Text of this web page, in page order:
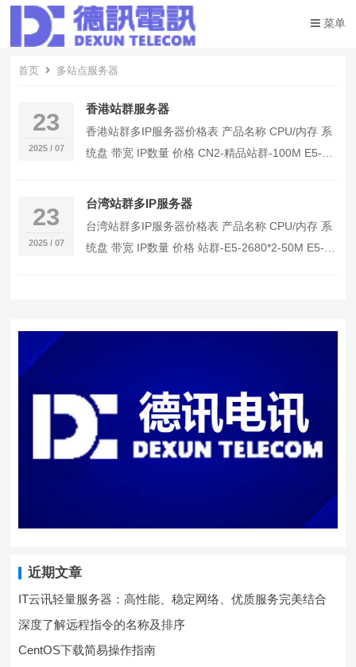
菜单
首页 多站点服务器
23
2025 / 07
香港站群服务器
香港站群多IP服务器价格表 产品名称 CPU/内存 系
统盘 带宽 IP数量 价格 CN2-精品站群-100M E5-
23
2025 / 07
台湾站群多IP服务器
台湾站群多IP服务器价格表 产品名称 CPU/内存 系
统盘 带宽 IP数量 价格 站群-E5-2680*2-50M E5-
近期文章
IT云讯轻量服务器：高性能、稳定网络、优质服务完美结合
深度了解远程指令的名称及排序
CentOS下载简易操作指南